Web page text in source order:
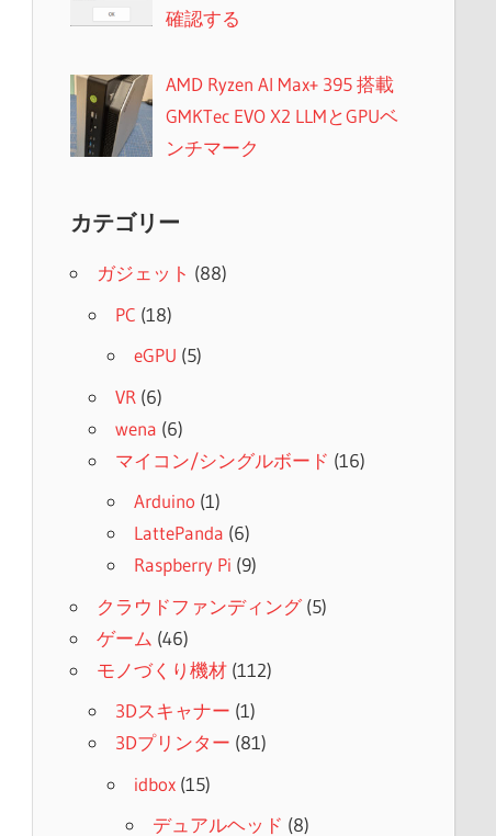
確認する
AMD Ryzen AI Max+ 395 搭載
GMKTec EVO X2 LLMとGPUベ
ンチマーク
カテゴリー
ガジェット (88)
PC (18)
eGPU (5)
VR (6)
wena (6)
マイコン/シングルボード (16)
Arduino (1)
LattePanda (6)
Raspberry Pi (9)
クラウドファンディング(5)
ゲーム (46)
モノづくり機材(112)
3Dスキャナー (1)
3Dプリンター (81)
idbox(15)
デュアルヘッド (8)